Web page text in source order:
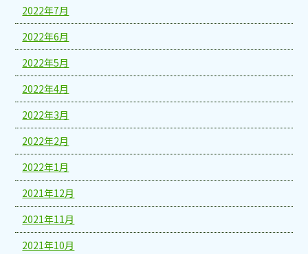
2022年7月
2022年6月
2022年5月
2022年4月
2022年3月
2022年2月
2022年1月
2021年12月
2021年11月
2021年10月